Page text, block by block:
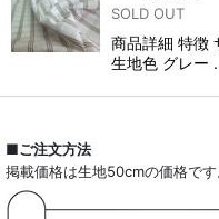
SOLD OUT
商品詳細 特徴
生地色 グレー
■ご注文方法
掲載価格は生地50cmの価格です